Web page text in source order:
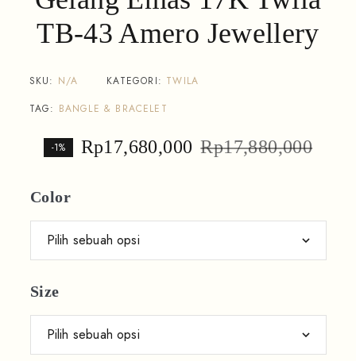
TB-43 Amero Jewellery
SKU: N/A KATEGORI: TWILA
TAG: BANGLE & BRACELET
-1% Rp17,880,000
Rp17,680,000
Color
Size